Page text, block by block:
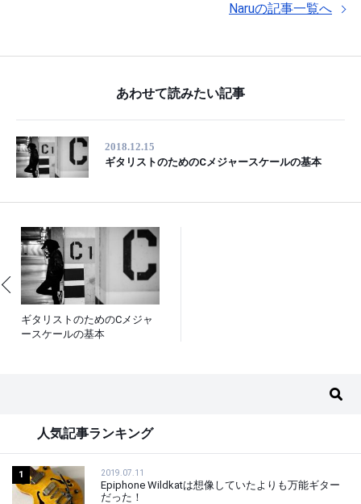
Naruの記事一覧へ
あわせて読みたい記事
2018.12.15
ギタリストのためのCメジャースケールの基本
ギタリストのためのCメジャ
ースケールの基本
人気記事ランキング
1 2019.07.11
Epiphone Wildkatは想像していたよりも万能ギター
だった！